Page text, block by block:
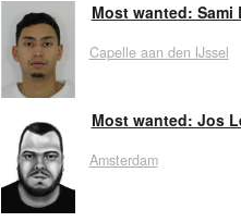
Most wanted: Sami
Capelle aan den IJssel
Most wanted: Jos
Amsterdam